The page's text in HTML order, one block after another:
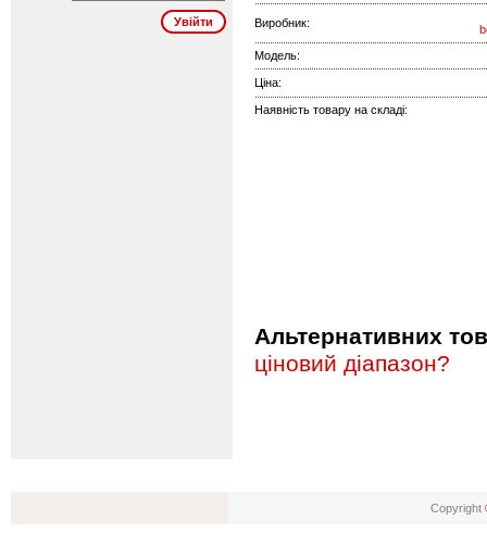
Виробник:
Модель:
Ціна:
Наявність товару на складі:
Альтернативних
ціновий діапазон?
Copyright